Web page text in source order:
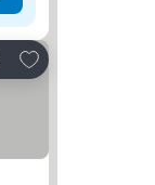
Lisää suosikkeihin